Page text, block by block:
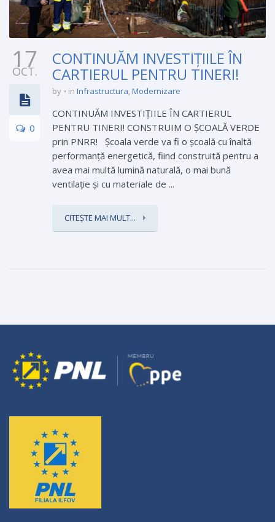
17
OCT.
0
CONTINUĂM INVESTIȚIILE ÎN
CARTIERUL PENTRU TINERI!
by in Infrastructura,Modernizare
CONTINUĂM INVESTIȚIILE ÎN CARTIERUL
PENTRU TINERI! CONSTRUIM O ȘCOALĂ VERDE
prin PNRR! Școala verde va fi o școală cu înaltă
performanță energetică, fiind construită pentru a
avea mai multă lumină naturală, o mai bună
ventilație și cu materiale de ...
CITEȘTE MAI MULT...